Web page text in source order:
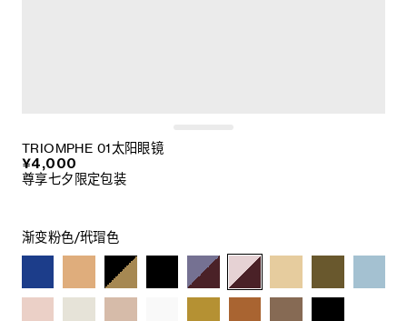
TRIOMPHE 01太阳眼镜
¥4,000
尊享七夕限定包装
渐变粉色/玳瑁色